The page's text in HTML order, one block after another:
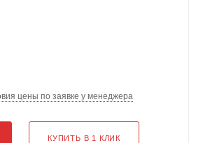
цены по заявке у менеджера
КУПИТЬ В 1 КЛИК